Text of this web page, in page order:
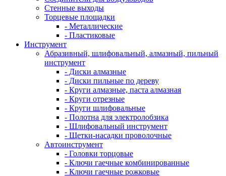
Стенные выходы
Торцевые площадки
- Металлические
- Пластиковые
Инструмент
Абразивный, шлифовальный, алмазный, пильный
инструмент
- Диски алмазные
- Диски пильные по дереву
- Круги алмазные, паста алмазная
- Круги отрезные
- Круги шлифовальные
- Полотна для электролобзика
- Шлифовальный инструмент
- Щетки-насадки проволочные
Автоинструмент
- Головки торцовые
- Ключи гаечные комбинированные
- Ключи гаечные рожковые